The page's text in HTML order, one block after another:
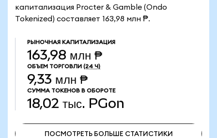
капитализация Procter & Gamble (Ondo
Tokenized) составляет 163,98 млн ₱.
РЫНОЧНАЯ КАПИТАЛИЗАЦИЯ
163,98 млн ₱
ОБЪЕМ ТОРГОВЛИ (24 Ч)
9,33 млн ₱
СУММА ТОКЕНОВ В ОБОРОТЕ
18,02 тыс. PGon
ПОСМОТРЕТЬ БОЛЬШЕ СТАТИСТИКИ